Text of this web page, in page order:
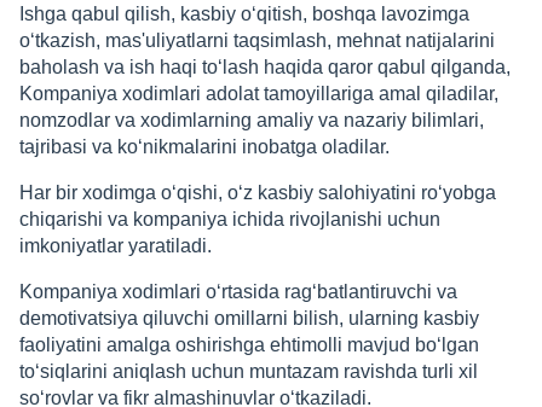
Ishga qabul qilish, kasbiy o‘qitish, boshqa lavozimga
o‘tkazish, mas'uliyatlarni taqsimlash, mehnat natijalarini
baholash va ish haqi to‘lash haqida qaror qabul qilganda,
Kompaniya xodimlari adolat tamoyillariga amal qiladilar,
nomzodlar va xodimlarning amaliy va nazariy bilimlari,
tajribasi va ko‘nikmalarini inobatga oladilar.
Har bir xodimga o‘qishi, o‘z kasbiy salohiyatini ro‘yobga
chiqarishi va kompaniya ichida rivojlanishi uchun
imkoniyatlar yaratiladi.
Kompaniya xodimlari o‘rtasida rag‘batlantiruvchi va
demotivatsiya qiluvchi omillarni bilish, ularning kasbiy
faoliyatini amalga oshirishga ehtimolli mavjud bo‘lgan
to‘siqlarini aniqlash uchun muntazam ravishda turli xil
so‘rovlar va fikr almashinuvlar o‘tkaziladi.